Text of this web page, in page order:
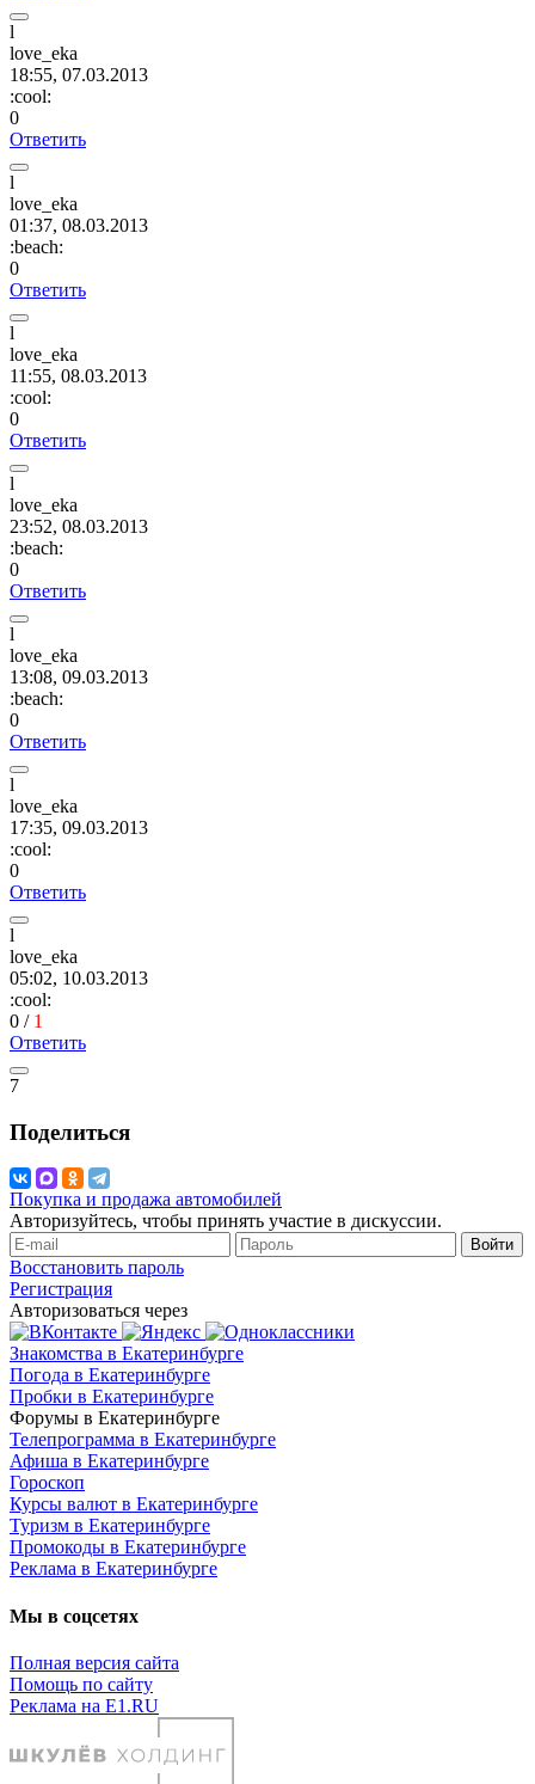
l
love_eka
18:55, 07.03.2013
:cool:
0
Ответить
l
love_eka
01:37, 08.03.2013
:beach:
0
Ответить
l
love_eka
11:55, 08.03.2013
:cool:
0
Ответить
l
love_eka
23:52, 08.03.2013
:beach:
0
Ответить
l
love_eka
13:08, 09.03.2013
:beach:
0
Ответить
l
love_eka
17:35, 09.03.2013
:cool:
0
Ответить
l
love_eka
05:02, 10.03.2013
:cool:
0 / 1
Ответить
7
Поделиться
Покупка и продажа автомобилей
Авторизуйтесь, чтобы принять участие в дискуссии.
Войти
Восстановить пароль
Регистрация
Авторизоваться через
Знакомства в Екатеринбурге
Погода в Екатеринбурге
Пробки в Екатеринбурге
Форумы в Екатеринбурге
Телепрограмма в Екатеринбурге
Афиша в Екатеринбурге
Гороскоп
Курсы валют в Екатеринбурге
Туризм в Екатеринбурге
Промокоды в Екатеринбурге
Реклама в Екатеринбурге
Мы в соцсетях
Полная версия сайта
Помощь по сайту
Реклама на E1.RU